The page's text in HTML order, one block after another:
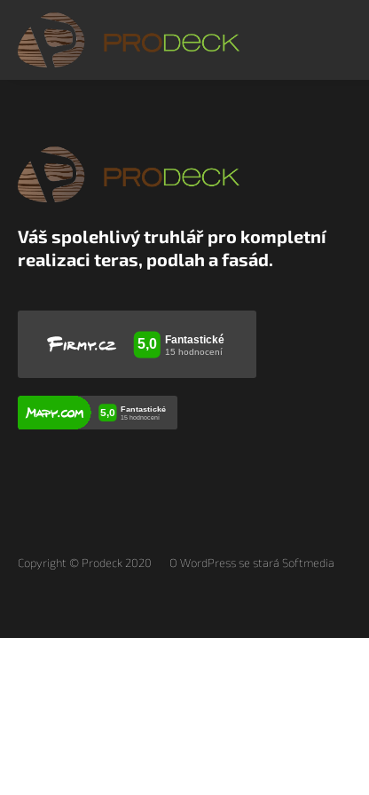
Váš spolehlivý truhlář pro kompletní
realizaci teras, podlah a fasád.
Copyright © Prodeck 2020 O WordPress se stará Softmedia